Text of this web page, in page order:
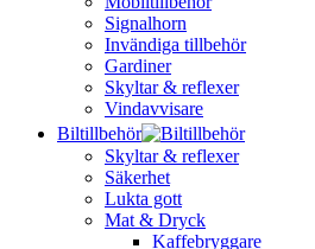
Signalhorn
Invändiga tillbehör
Gardiner
Skyltar & reflexer
Vindavvisare
Biltillbehör
Skyltar & reflexer
Säkerhet
Lukta gott
Mat & Dryck
Kaffebryggare